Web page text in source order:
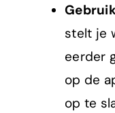
stelt je
eerder
op de
op te